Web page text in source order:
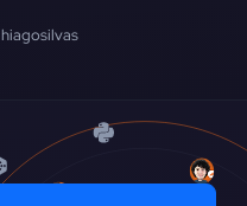
hiagosilvas